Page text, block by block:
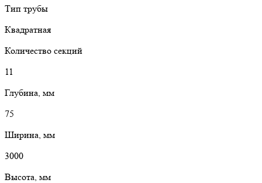
Тип трубы
Квадратная
Количество секций
11
Глубина, мм
75
Ширина, мм
3000
Высота, мм